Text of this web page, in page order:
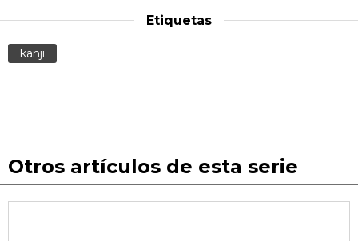
Etiquetas
kanji
Otros artículos de esta serie